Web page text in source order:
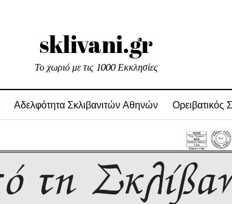
sklivani.gr
Το χωριό με τις 1000 Εκκλησίες
Αδελφότητα Σκλιβανιτών Αθηνών Ορειβατικός